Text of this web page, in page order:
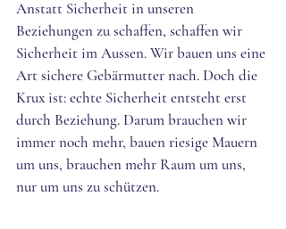
Anstatt Sicherheit in unseren
Beziehungen zu schaffen, schaffen wir
Sicherheit im Aussen. Wir bauen uns eine
Art sichere Gebärmutter nach. Doch die
Krux ist: echte Sicherheit entsteht erst
durch Beziehung. Darum brauchen wir
immer noch mehr, bauen riesige Mauern
um uns, brauchen mehr Raum um uns,
nur um uns zu schützen.